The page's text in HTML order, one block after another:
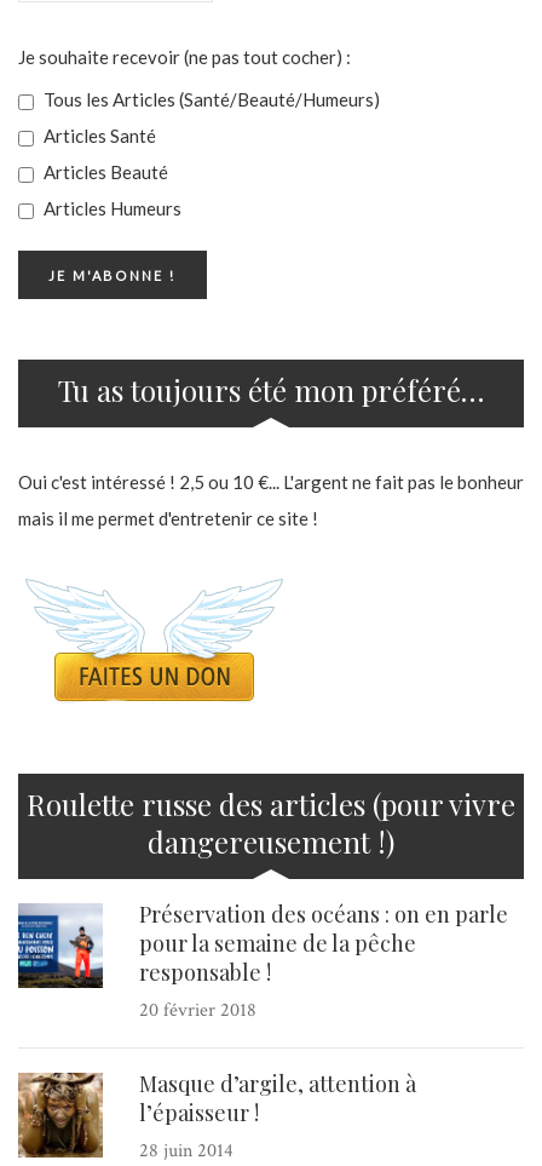
Je souhaite recevoir (ne pas tout cocher) :
Tous les Articles (Santé/Beauté/Humeurs)
Articles Santé
Articles Beauté
Articles Humeurs
Tu as toujours été mon préféré…
Oui c'est intéressé ! 2,5 ou 10 €... L'argent ne fait pas le bonheur
mais il me permet d'entretenir ce site !
Roulette russe des articles (pour vivre
dangereusement !)
Préservation des océans : on en parle
pour la semaine de la pêche
responsable !
20 février 2018
Masque d’argile, attention à
l’épaisseur !
28 juin 2014